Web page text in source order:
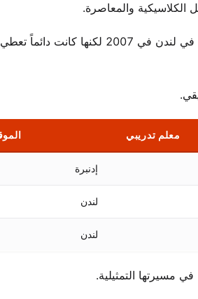
الكلاسيكية والمعاصرة.
خلال سنواتها في أكاديمية كونتي، لاحظها كشافو العارضين. ظهرت لأول مرة في أسبوع الموضة في لندن في 2007 لكنها كانت دائماً تعطي
معلم تدريبي
إدنبرة
لندن
لندن
مسيرتها التمثيلية.